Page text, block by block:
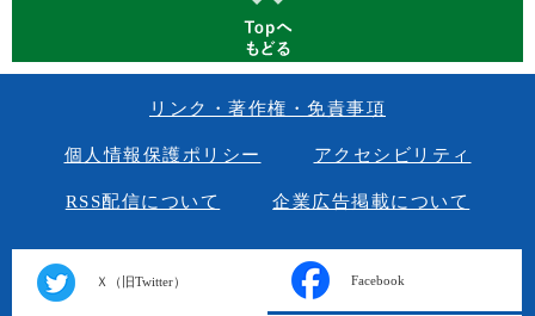
リンク・著作権・免責事項
個人情報保護ポリシー アクセシビリティ
RSS配信について 企業広告掲載について
Ｘ（旧Twitter） Facebook